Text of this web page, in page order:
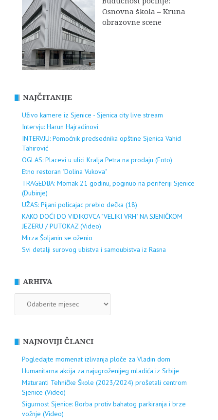
Osnovna škola – Kruna
obrazovne scene
NAJČITANIJE
Uživo kamere iz Sjenice - Sjenica city live stream
Intervju: Harun Hajradinovi
INTERVJU: Pomoćnik predsednika opštine Sjenica Vahid
Tahirović
OGLAS: Placevi u ulici Kralja Petra na prodaju (Foto)
Etno restoran "Dolina Vukova"
TRAGEDIJA: Momak 21 godinu, poginuo na periferiji Sjenice
(Dubinje)
UŽAS: Pijani policajac prebio dečka (18)
KAKO DOĆI DO VIDIKOVCA "VELIKI VRH" NA SJENIČKOM
JEZERU / PUTOKAZ (Video)
Mirza Šoljanin se oženio
Svi detalji surovog ubistva i samoubistva iz Rasna
ARHIVA
NAJNOVIJI ČLANCI
Pogledajte momenat izlivanja ploče za Vladin dom
Humanitarna akcija za najugroženijeg mladića iz Srbije
Maturanti Tehničke Škole (2023/2024) prošetali centrom
Sjenice (Video)
Sigurnost Sjenice: Borba protiv bahatog parkiranja i brze
vožnje (Video)